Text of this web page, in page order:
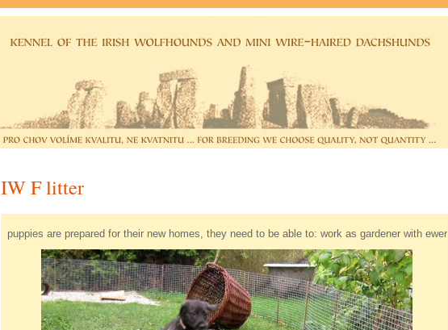
IW F litter
puppies are prepared for their new homes, they need to be able to: work as gardener with ewer